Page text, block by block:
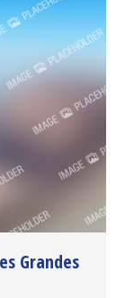
Grandes